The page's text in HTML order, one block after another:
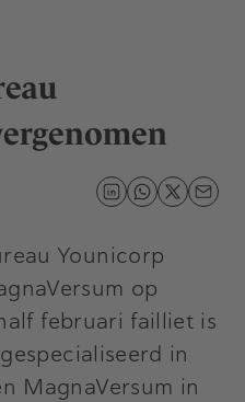
Younicorp
op
februari failliet is
in
MagnaVersum in